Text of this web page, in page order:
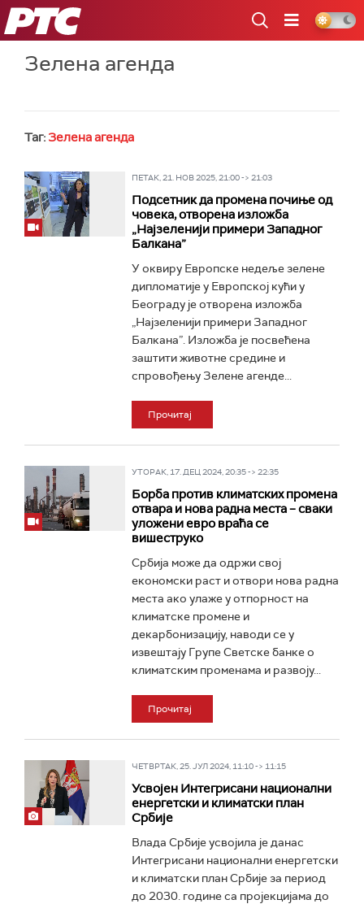
РТС
Зелена агенда
Таг: Зелена агенда
ПЕТАК, 21. НОВ 2025, 21:00 -> 21:03
Подсетник да промена почиње од
човека, отворена изложба
„Најзеленији примери Западног
Балкана”
У оквиру Европске недеље зелене
дипломатије у Европској кући у
Београду је отворена изложба
„Најзеленији примери Западног
Балкана”. Изложба је посвећена
заштити животне средине и
спровођењу Зелене агенде...
Прочитај
УТОРАК, 17. ДЕЦ 2024, 20:35 -> 22:35
Борба против климатских промена
отвара и нова радна места – сваки
уложени евро враћа се
вишеструко
Србија може да одржи свој
економски раст и отвори нова радна
места ако улаже у отпорност на
климатске промене и
декарбонизацију, наводи се у
извештају Групе Светске банке о
климатским променама и развоју...
Прочитај
ЧЕТВРТАК, 25. ЈУЛ 2024, 11:10 -> 11:15
Усвојен Интегрисани национални
енергетски и климатски план
Србије
Влада Србије усвојила је данас
Интегрисани национални енергетски
и климатски план Србије за период
до 2030. године са пројекцијама до